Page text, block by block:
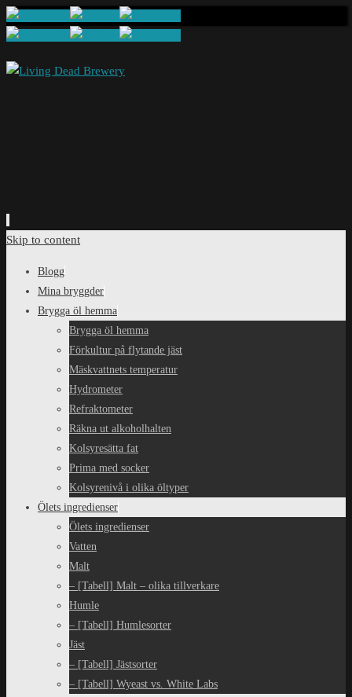
Skip to content
Blogg
Mina bryggder
Brygga öl hemma
Brygga öl hemma
Förkultur på flytande jäst
Mäskvattnets temperatur
Hydrometer
Refraktometer
Räkna ut alkoholhalten
Kolsyresätta fat
Prima med socker
Kolsyrenivå i olika öltyper
Ölets ingredienser
Ölets ingredienser
Vatten
Malt
– [Tabell] Malt – olika tillverkare
Humle
– [Tabell] Humlesorter
Jäst
– [Tabell] Jästsorter
– [Tabell] Wyeast vs. White Labs